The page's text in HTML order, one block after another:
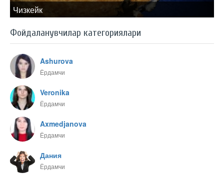
Чизкейк
Фойдаланувчилар категориялари
Ashurova
Ёрдамчи
Veronika
Ёрдамчи
Axmedjanova
Ёрдамчи
Дания
Ёрдамчи